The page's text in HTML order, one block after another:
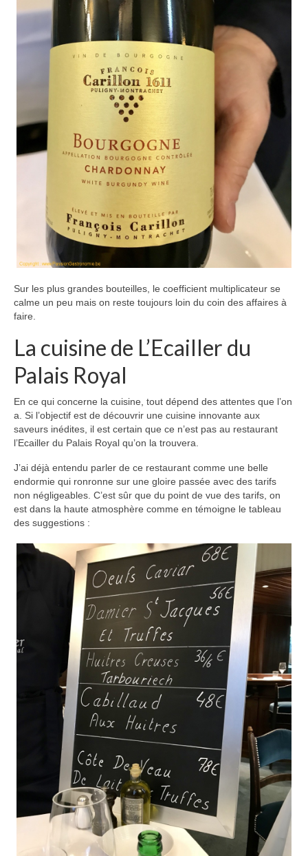
Sur les plus grandes bouteilles, le coefficient multiplicateur se
calme un peu mais on reste toujours loin du coin des affaires à
faire.
La cuisine de L’Ecailler du
Palais Royal
En ce qui concerne la cuisine, tout dépend des attentes que l’on
a. Si l’objectif est de découvrir une cuisine innovante aux
saveurs inédites, il est certain que ce n’est pas au restaurant
l’Ecailler du Palais Royal qu’on la trouvera.
J’ai déjà entendu parler de ce restaurant comme une belle
endormie qui ronronne sur une gloire passée avec des tarifs
non négligeables. C’est sûr que du point de vue des tarifs, on
est dans la haute atmosphère comme en témoigne le tableau
des suggestions :